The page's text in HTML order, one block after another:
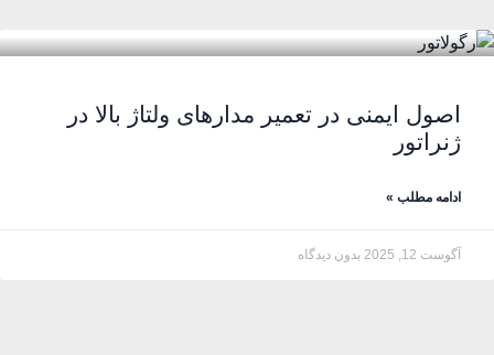
اصول ایمنی در تعمیر مدارهای ولتاژ بالا در
ژنراتور
ادامه مطلب »
آگوست 12, 2025 بدون دیدگاه